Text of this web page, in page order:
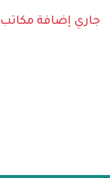
جاري إضافة مكاتب